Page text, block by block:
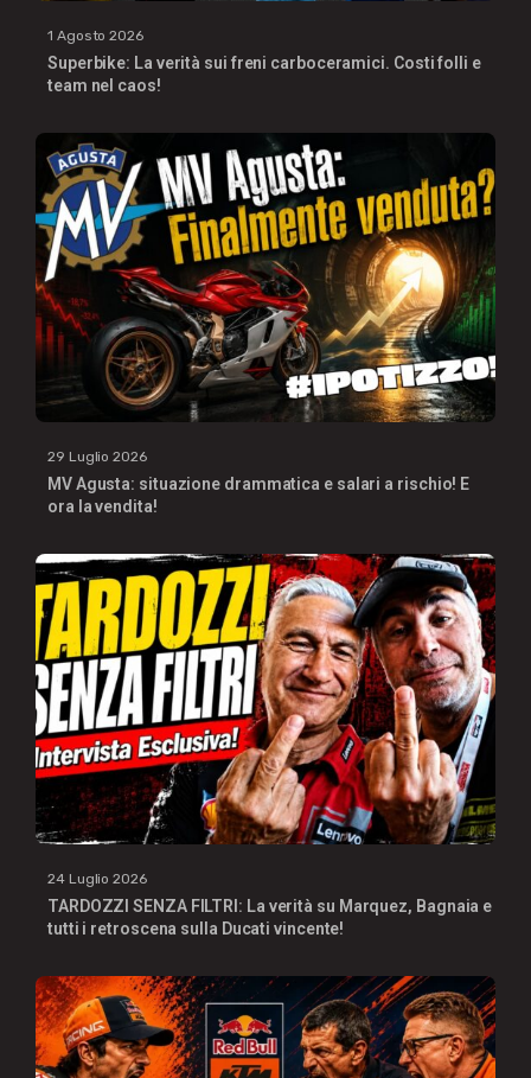
1 Agosto 2026
Superbike: La verità sui freni carboceramici. Costi folli e
team nel caos!
29 Luglio 2026
MV Agusta: situazione drammatica e salari a rischio! E
ora la vendita!
24 Luglio 2026
TARDOZZI SENZA FILTRI: La verità su Marquez, Bagnaia e
tutti i retroscena sulla Ducati vincente!